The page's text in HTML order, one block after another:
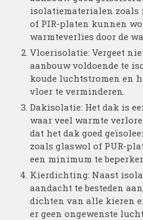
isolatiematerialen zoals
of PIR-platen kunnen
warmteverlies door de
Vloerisolatie: Vergeet
aanbouw voldoende te
koude luchtstromen en
vloer te verminderen.
Dakisolatie: Het dak is
waar veel warmte
dat het dak goed
zoals glaswol of PUR-
een minimum te
Kierdichting: Naast
aandacht te besteden
dichten van alle kieren
er geen ongewenste